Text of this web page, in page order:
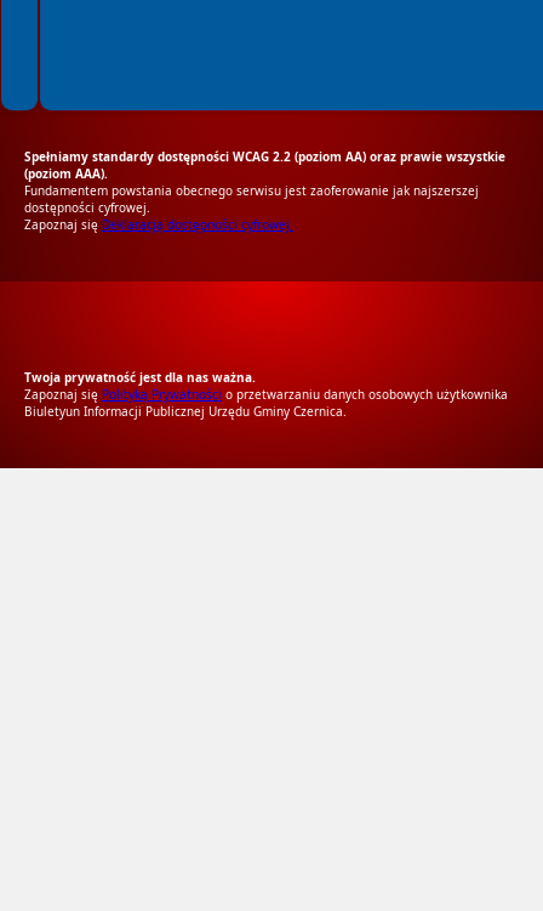
Spełniamy standardy dostępności WCAG 2.2 (poziom AA) oraz prawie wszystkie
(poziom AAA).
Fundamentem powstania obecnego serwisu jest zaoferowanie jak najszerszej
dostępności cyfrowej.
Zapoznaj się Deklaracją dostępności cyfrowej.
Twoja prywatność jest dla nas ważna.
Zapoznaj się Polityką Prywatności o przetwarzaniu danych osobowych użytkownika
Biuletyun Informacji Publicznej Urzędu Gminy Czernica.